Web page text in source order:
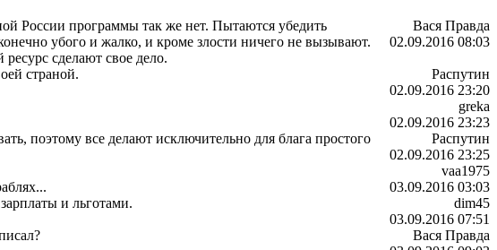
России программы так же нет. Пытаются убедить
убого и жалко, и кроме злости ничего не вызывают.
сделают свое дело.
Вася Правда
02.09.2016 08:03
страной.
Распутин
02.09.2016 23:20
greka
02.09.2016 23:23
поэтому все делают исключительно для блага простого
Распутин
02.09.2016 23:25
vaa1975
03.09.2016 03:03
и льготами.
dim45
03.09.2016 07:51
Вася Правда